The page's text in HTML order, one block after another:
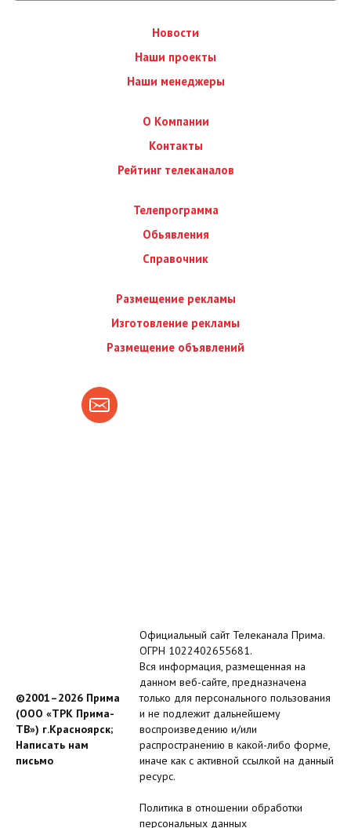
Новости
Наши проекты
Наши менеджеры
О Компании
Контакты
Рейтинг телеканалов
Телепрограмма
Обьявления
Справочник
Размещение рекламы
Изготовление рекламы
Размещение объявлений
©2001–2026 Прима
(ООО «ТРК Прима-
ТВ») г.Красноярск;
Написать нам
письмо
Официальный сайт Телеканала Прима.
ОГРН 1022402655681.
Вся информация, размещенная на
данном веб-сайте, предназначена
только для персонального пользования
и не подлежит дальнейшему
воспроизведению и/или
распространению в какой-либо форме,
иначе как с активной ссылкой на данный
ресурс.
Политика в отношении обработки
персональных данных